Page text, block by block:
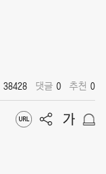
38428 댓글 0 추천 0